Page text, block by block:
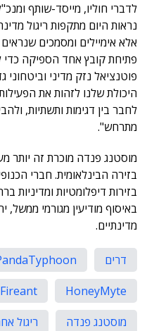
לדברי חוליו, מייסד-שותף
נראות היום מתקפות ריגול
אלא אימיילים ומסמכים
פתיחת קובץ אחד הספיקה
פוטנציאל נזק מדיני וביטחוני
לחבר בין דגימות ותשתיות,
מתרחש".
מוסטנג פנדה מוכרת זה יותר
בזירה הבינלאומית. חברי
בזירות דיפלומטיות ומדיניות
באיסוף מודיעין מגורמי
מדינתיים.
דרים
HoneyMyte
Fireant
מוסטנג פנדה
ריגול